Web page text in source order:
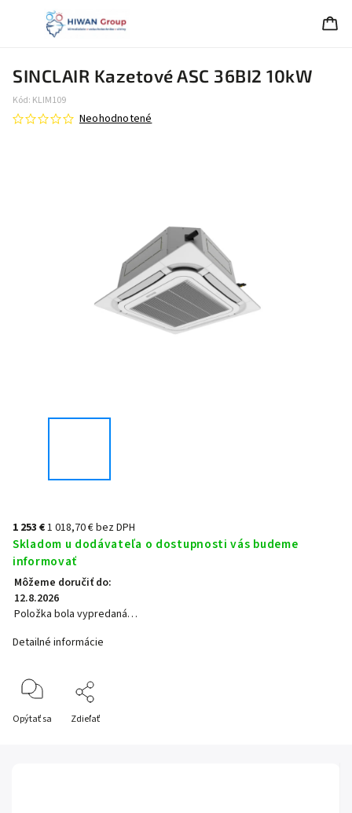
SINCLAIR Kazetové ASC 36BI2 10kW
Kód: KLIM109
Neohodnotené
1 253 €1 018,70 € bez DPH
Skladom u dodávateľa o dostupnosti vás budeme
informovať
Môžeme doručiť do:
12.8.2026
Položka bola vypredaná…
Detailné informácie
Opýtať sa Zdieľať